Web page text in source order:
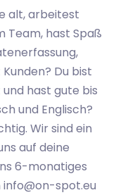
alt, arbeitest
Team, hast Spaß
Du bist
hast gute bis
und Englisch?
Wir sind ein
auf deine
6-monatiges
info@on-spot.eu